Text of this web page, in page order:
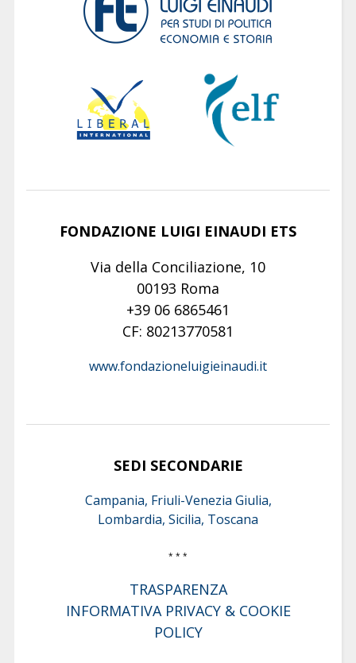
FONDAZIONE LUIGI EINAUDI ETS
Via della Conciliazione, 10
00193 Roma
+39 06 6865461
CF: 80213770581
www.fondazioneluigieinaudi.it
SEDI SECONDARIE
Campania, Friuli-Venezia Giulia,
Lombardia, Sicilia, Toscana
* * *
TRASPARENZA
INFORMATIVA PRIVACY & COOKIE
POLICY